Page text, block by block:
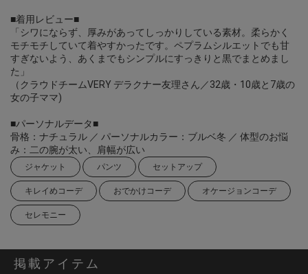
■着用レビュー■
「シワにならず、厚みがあってしっかりしている素材。柔らかく
モチモチしていて着やすかったです。ペプラムシルエットでも甘
すぎないよう、あくまでもシンプルにすっきりと黒でまとめまし
た」
（クラウドチームVERY デラクナー友理さん／32歳・10歳と7歳の
女の子ママ)
■パーソナルデータ■
骨格：ナチュラル ／ パーソナルカラー：ブルベ冬 ／ 体型のお悩
み：二の腕が太い、肩幅が広い
ジャケット パンツ セットアップ
キレイめコーデ おでかけコーデ オケージョンコーデ
セレモニー
掲載アイテム